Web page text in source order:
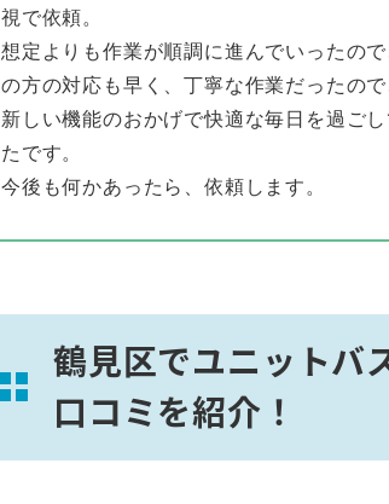
視で依頼。
想定よりも作業が順調に進んでいったの
の方の対応も早く、丁寧な作業だったの
新しい機能のおかげで快適な毎日を過ご
たです。
今後も何かあったら、依頼します。
鶴見区でユニットバ
口コミを紹介！